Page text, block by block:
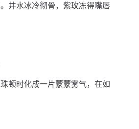
井水冰冷彻骨，紫玫冻得嘴唇
顿时化成一片蒙蒙雾气，在如